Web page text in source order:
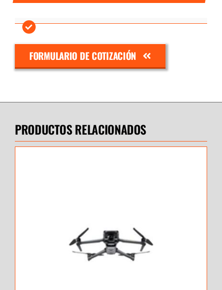
FORMULARIO DE COTIZACIÓN
PRODUCTOS RELACIONADOS